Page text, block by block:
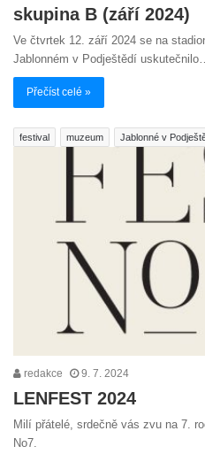
skupina B (září 2024)
Ve čtvrtek 12. září 2024 se na
Jablonném v Podještědí uskutečnilo…
Přečíst celé »
festival muzeum Jablonné v
redakce 9. 7. 2024
LENFEST 2024
Milí přátelé, srdečně vás zvu na 7.
No7.